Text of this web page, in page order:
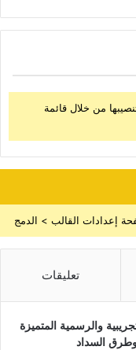
من خلال قائمة
تعليقات
والرسمية المتميزة